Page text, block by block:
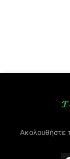
Ακολουθήστε